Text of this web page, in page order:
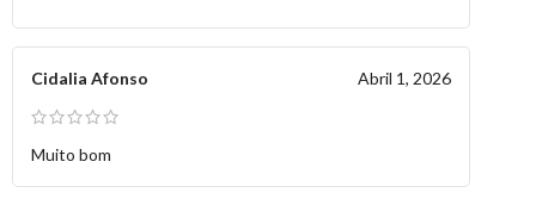
Cidalia Afonso Abril 1, 2026
Muito bom